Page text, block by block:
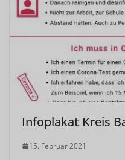
Infoplakat Kreis
15. Februar 2021